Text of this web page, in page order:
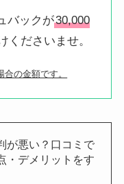
バックが30,000
くださいませ。
の金額です。
が悪い？口コミで
・デメリットをす